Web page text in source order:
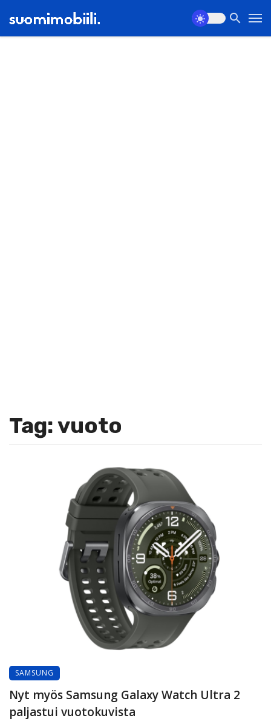
Tag: vuoto
SAMSUNG
Nyt myös Samsung Galaxy Watch Ultra 2
paljastui vuotokuvista